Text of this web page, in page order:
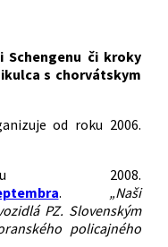
Schengenu či kroky
s chorvátskym
od roku 2006.
2008.
. „Naši
PZ. Slovenským
policajného